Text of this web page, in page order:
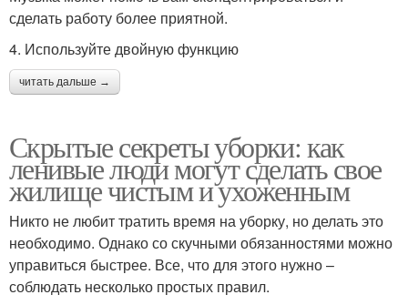
сделать работу более приятной.
4. Используйте двойную функцию
читать дальше →
Скрытые секреты уборки: как
ленивые люди могут сделать свое
жилище чистым и ухоженным
Никто не любит тратить время на уборку, но делать это
необходимо. Однако со скучными обязанностями можно
управиться быстрее. Все, что для этого нужно –
соблюдать несколько простых правил.